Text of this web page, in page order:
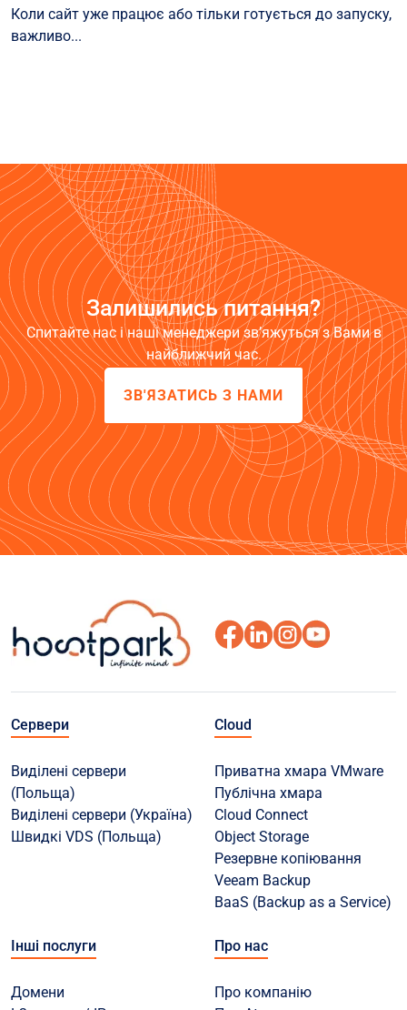
Коли сайт уже працює або тільки готується до запуску,
важливо...
Залишились питання?
Спитайте нас і наші менеджери зв’яжуться з Вами в
найближчий час.
ЗВ'ЯЗАТИСЬ З НАМИ
Сервери
Виділені сервери
(Польща)
Виділені сервери (Україна)
Швидкі VDS (Польща)
Cloud
Приватна хмара VMware
Публічна хмара
Cloud Connect
Object Storage
Резервне копіювання
Veeam Backup
BaaS (Backup as a Service)
Інші послуги
Домени
Про нас
Про компанію